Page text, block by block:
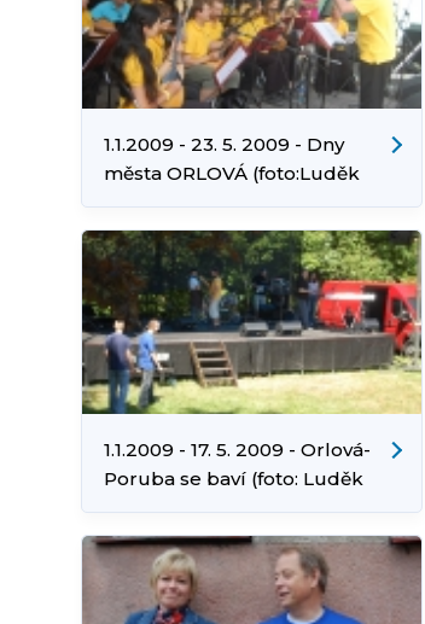
1.1.2009 - 23. 5. 2009 - Dny
města ORLOVÁ (foto:Luděk
Cibulka, Richard Kutěj)
1.1.2009 - 17. 5. 2009 - Orlová-
Poruba se baví (foto: Luděk
Cibulka)